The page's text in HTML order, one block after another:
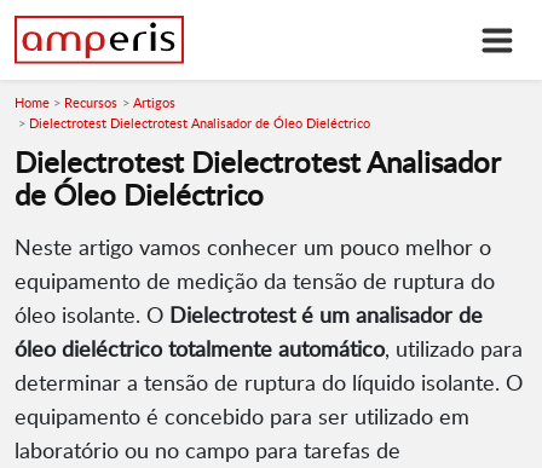
Home Recursos
Artigos
Dielectrotest Dielectrotest Analisador de Óleo Dieléctrico
Dielectrotest Dielectrotest Analisador
de Óleo Dieléctrico
Neste artigo vamos conhecer um pouco melhor o
equipamento de medição da tensão de ruptura do
óleo isolante. O Dielectrotest é um analisador de
óleo dieléctrico totalmente automático, utilizado para
determinar a tensão de ruptura do líquido isolante. O
equipamento é concebido para ser utilizado em
laboratório ou no campo para tarefas de